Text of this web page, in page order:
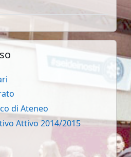
di Ateneo
Attivo 2014/2015